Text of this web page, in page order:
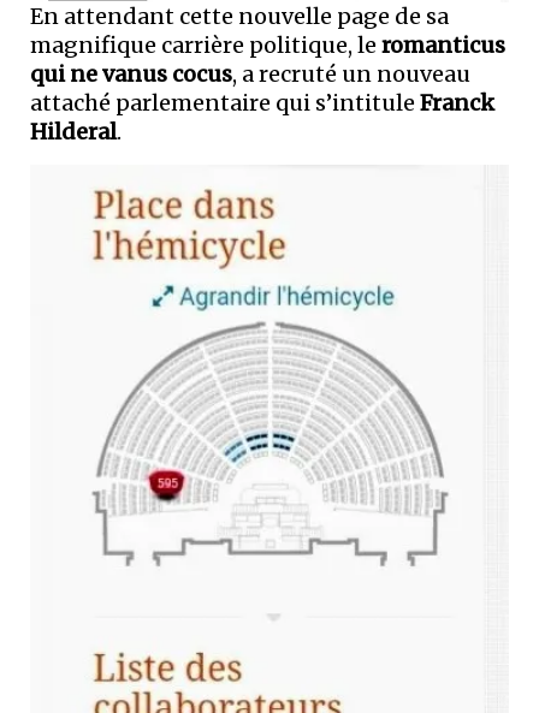
En attendant cette nouvelle page de sa
magnifique carrière politique, le romanticus
qui ne vanus cocus, a recruté un nouveau
attaché parlementaire qui s’intitule Franck
Hilderal.